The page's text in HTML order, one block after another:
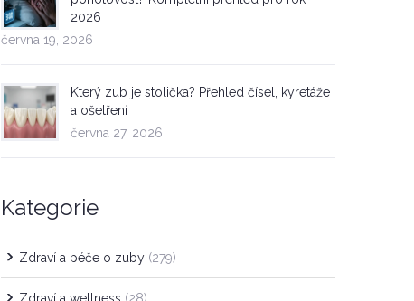
2026
června 19, 2026
Který zub je stolička? Přehled čísel, kyretáže
a ošetření
června 27, 2026
Kategorie
Zdraví a péče o zuby (279)